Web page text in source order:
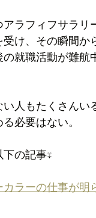
ラフィフサラ
け、その瞬間
就職活動が難
人もたくさん
必要はない。
の記事↓
ラーの仕事が